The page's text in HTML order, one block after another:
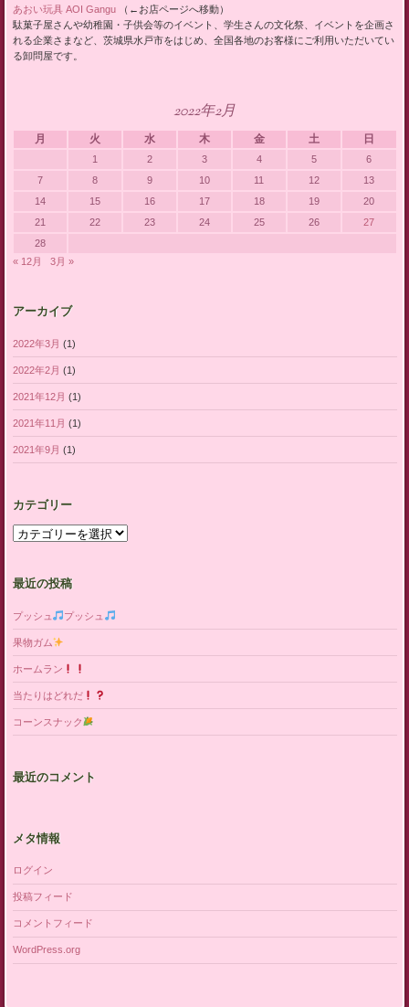
あおい玩具 AOI Gangu（←お店ページへ移動）
駄菓子屋さんや幼稚園・子供会等のイベント、学生さんの文化祭、イベントを企画さ
れる企業さまなど、茨城県水戸市をはじめ、全国各地のお客様にご利用いただいてい
る卸問屋です。
2022年2月
月 火 水 木 金 土 日
1 2 3 4 5
6
7
8 9 10 11 12
13
14
15 16 17 18 19
20
21
22 23 24 25 26
27
28
« 12月
3月 »
アーカイブ
2022年3月 (1)
2022年2月 (1)
2021年12月 (1)
2021年11月 (1)
2021年9月 (1)
カテゴリー
カ
リ
ー
最近の投稿
プッシュ プッシュ
果物ガム
ホームラン
当たりはどれだ
コーンスナック
最近のコメント
メタ情報
ログイン
投稿フィード
コメントフィード
WordPress.org